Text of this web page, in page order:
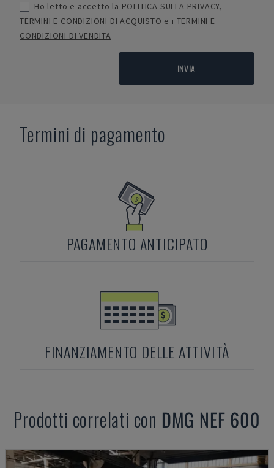
Ho letto e accetto la POLITICA SULLA PRIVACY,
TERMINI E CONDIZIONI DI ACQUISTO e i TERMINI E
CONDIZIONI DI VENDITA
INVIA
Termini di pagamento
PAGAMENTO ANTICIPATO
FINANZIAMENTO DELLE ATTIVITÀ
Prodotti correlati con DMG NEF 600